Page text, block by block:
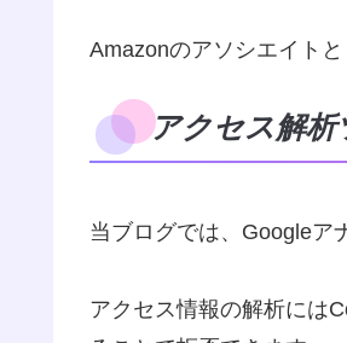
Amazonのアソシエイト
アクセス解
当ブログでは、Googleア
アクセス情報の解析には